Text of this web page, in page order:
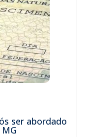
ser abordado